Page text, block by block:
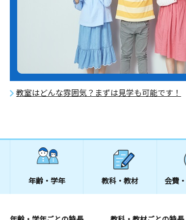
教室はどんな雰囲気？まずは見学も可能です！
年齢・学年 教科・教材 会費・